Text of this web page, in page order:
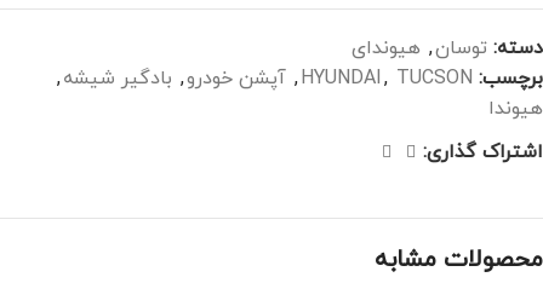
دسته: توسان, هیوندای
برچسب:
HYUNDAI, TUCSON
, آپشن خودرو, بادگیر شیشه,
هیوندا
اشتراک گذاری:
محصولات مشابه